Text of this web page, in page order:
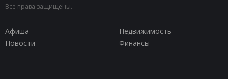
Все права защищены.
Афиша
Недвижимость
Новости
Финансы